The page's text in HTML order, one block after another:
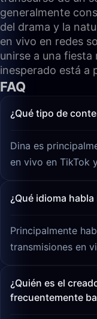
generalmente
del drama y la
en vivo en redes
unirse a una
inesperado está a
FAQ
¿Qué tipo de
Dina es
en vivo en TikTok
¿Qué idioma
Principalmente
transmisiones en
¿Quién es el
frecuentemente